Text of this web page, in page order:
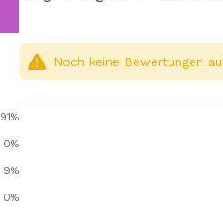
91%
0%
9%
0%
Noch keine Bewertungen